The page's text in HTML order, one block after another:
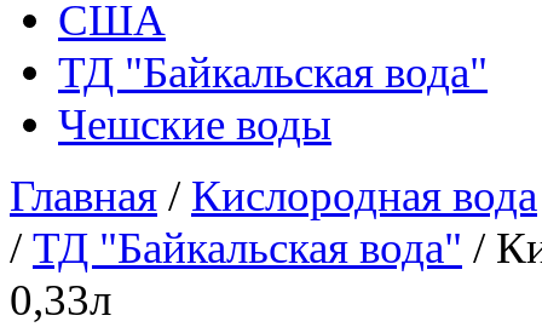
США
ТД "Байкальская вода"
Чешские воды
Главная / Кислородная вода
/ТД "Байкальская вода" /
0,33л